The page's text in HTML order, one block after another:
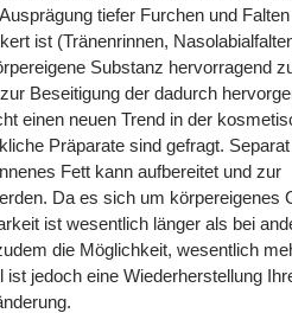
tiefer Furchen und
ist (Tränenrinnen,
Substanz hervorragend
Beseitigung der dadurch
einen neuen Trend in der
Präparate sind gefragt.
Fett kann aufbereitet und zur
Da es sich um körpereigenes
ist wesentlich länger als bei
die Möglichkeit, wesentlich
jedoch eine Wiederherstellung